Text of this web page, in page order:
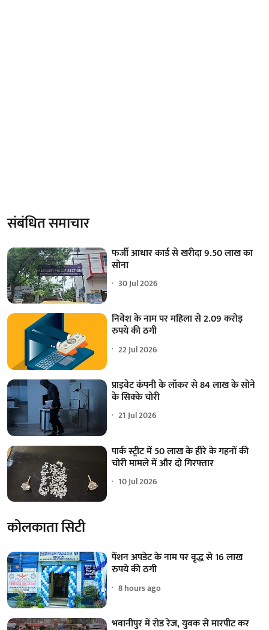
संबंधित समाचार
फर्जी आधार कार्ड से खरीदा 9.50 लाख का
सोना
30 Jul 2026
निवेश के नाम पर महिला से 2.09 करोड़
रुपये की ठगी
22 Jul 2026
प्राइवेट कंपनी के लॉकर से 84 लाख के सोने
के सिक्के चोरी
21 Jul 2026
पार्क स्ट्रीट में 50 लाख के हीरे के गहनों की
चोरी मामले में और दो गिरफ्तार
10 Jul 2026
कोलकाता सिटी
पेंशन अपडेट के नाम पर वृद्ध से 16 लाख
रुपये की ठगी
8 hours ago
भवानीपुर में रोड रेज, युवक से मारपीट कर